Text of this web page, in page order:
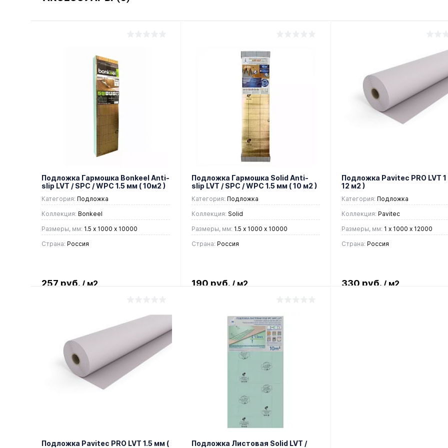
Подложка Гармошка Bonkeel Anti-
slip LVT / SPC / WPC 1.5 мм ( 10м2 )
Категория: Подложка
Коллекция: Bonkeel
Размеры, мм: 1.5 x 1000 х 10000
Страна: Россия
257 руб. / м2
В корзину
Купить в 1 клик
Сравнение
В избранное
В наличии
Подложка Гармошка Solid Anti-
slip LVT / SPC / WPC 1.5 мм ( 10 м2 )
Категория: Подложка
Коллекция: Solid
Размеры, мм: 1.5 x 1000 х 10000
Страна: Россия
190 руб./ м2
В корзину
Купить в 1 клик
Сравнение
Подложка Pavitec PRO LVT
12 м2 )
Категория: Подложка
Коллекция: Pavitec
Размеры, мм: 1 х 1000 х 12000
Страна: Россия
330 руб. / м2
Подложка Pavitec PRO LVT 1.5 мм (
Подложка Листовая Solid LVT /